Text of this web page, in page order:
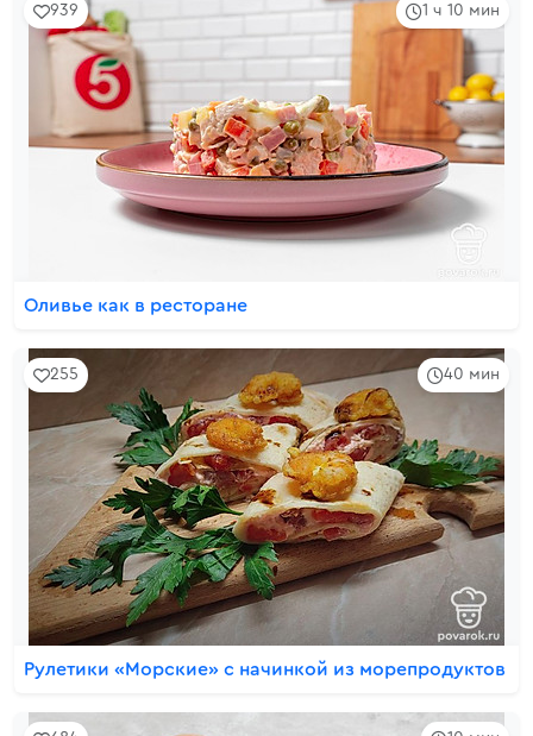
1 ч 10 мин
939
Оливье как в ресторане
40 мин
255
Рулетики «Морские» с начинкой из морепродуктов